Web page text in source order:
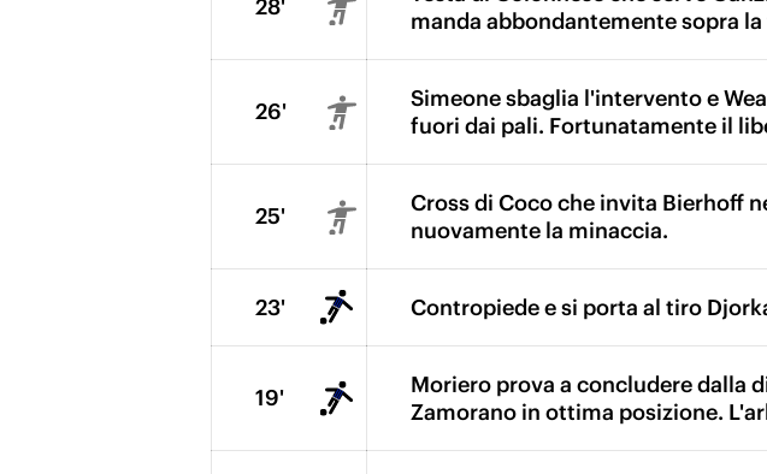
28'
manda abbondantemente sopra
26'
Simeone sbaglia l'intervento e
fuori dai pali. Fortunatamente il
25'
Cross di Coco che invita Bierhoff
nuovamente la minaccia.
23' Contropiede e si porta al tiro
19'
Moriero prova a concludere dalla
Zamorano in ottima posizione.